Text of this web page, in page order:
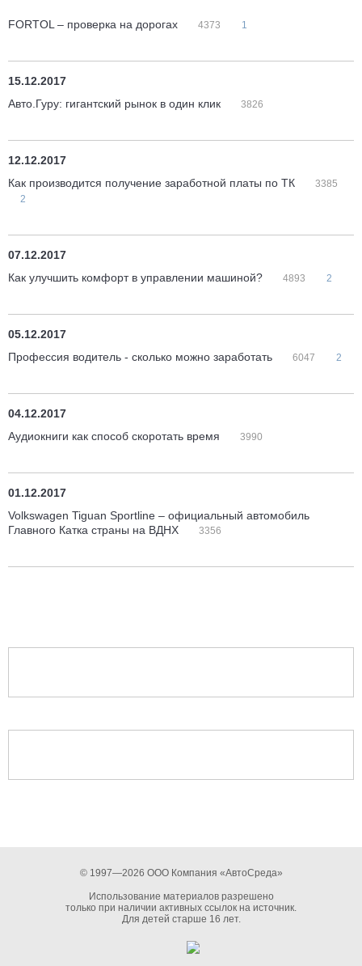
FORTOL – проверка на дорогах 4373 1
15.12.2017
Авто.Гуру: гигантский рынок в один клик
3826
12.12.2017
Как производится получение заработной платы по ТК
3385
2
07.12.2017
Как улучшить комфорт в управлении машиной?
4893 2
05.12.2017
Профессия водитель - сколько можно заработать
6047 2
04.12.2017
Аудиокниги как способ скоротать время
3990
01.12.2017
Volkswagen Tiguan Sportline – официальный автомобиль
Главного Катка страны на ВДНХ
3356
© 1997—2026 ООО Компания «АвтоСреда»
Использование материалов разрешено
только при наличии активных ссылок на источник.
Для детей старше 16 лет.